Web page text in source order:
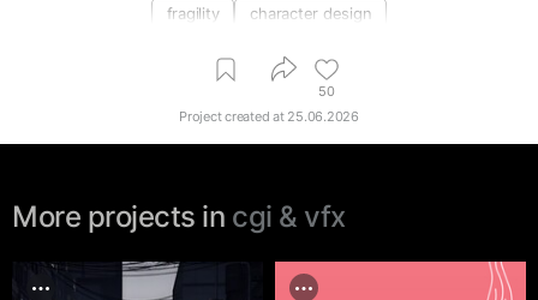
fragility
character design
50
Project created at 25.06.2026
More projects in cgi & vfx